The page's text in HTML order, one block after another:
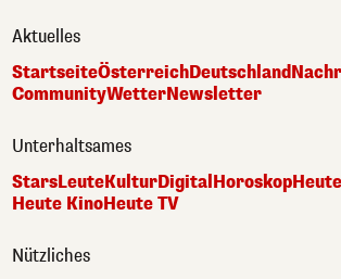
Aktuelles
StartseiteÖsterreichDeutschland
CommunityWetterNewsletter
Unterhaltsames
StarsLeuteKulturDigital Horoskop
Heute KinoHeute TV
Nützliches